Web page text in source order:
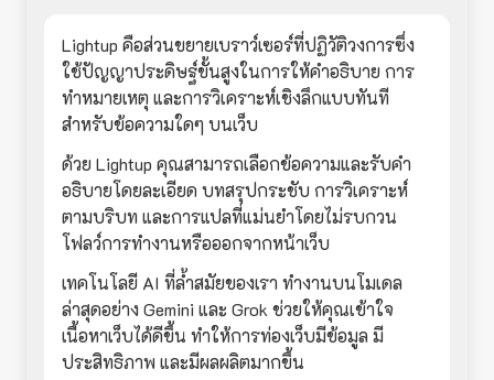
Lightup คือส่วนขยายเบราว์เซอร์ที่ปฏิวัติวงการซึ่ง
ใช้ปัญญาประดิษฐ์ขั้นสูงในการให้คำอธิบาย การ
ทำหมายเหตุ และการวิเคราะห์เชิงลึกแบบทันที
สำหรับข้อความใดๆ บนเว็บ
ด้วย Lightup คุณสามารถเลือกข้อความและรับคำ
อธิบายโดยละเอียด บทสรุปกระชับ การวิเคราะห์
ตามบริบท และการแปลที่แม่นยำโดยไม่รบกวน
โฟลว์การทำงานหรือออกจากหน้าเว็บ
เทคโนโลยี AI ที่ล้ำสมัยของเรา ทำงานบนโมเดล
ล่าสุดอย่าง Gemini และ Grok ช่วยให้คุณเข้าใจ
เนื้อหาเว็บได้ดีขึ้น ทำให้การท่องเว็บมีข้อมูล มี
ประสิทธิภาพ และมีผลผลิตมากขึ้น